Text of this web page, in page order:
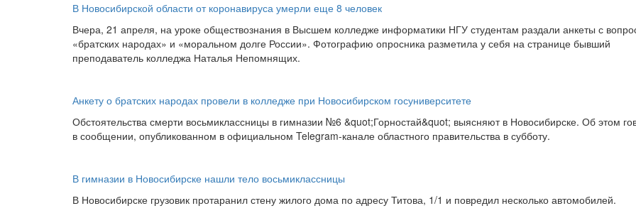
В Новосибирской области от коронавируса умерли еще 8 человек
Вчера, 21 апреля, на уроке обществознания в Высшем колледже информатики НГУ студентам раздали анкеты с
«братских народах» и «моральном долге России». Фотографию опросника разметила у себя на странице бывший
преподаватель колледжа Наталья Непомнящих.
Анкету о братских народах провели в колледже при Новосибирском госуниверситете
Обстоятельства смерти восьмиклассницы в гимназии №6 &quot;Горностай&quot; выясняют в Новосибирске. Об этом
в сообщении, опубликованном в официальном Telegram-канале областного правительства в субботу.
В гимназии в Новосибирске нашли тело восьмиклассницы
В Новосибирске грузовик протаранил стену жилого дома по адресу Титова, 1/1 и повредил несколько автомобилей.